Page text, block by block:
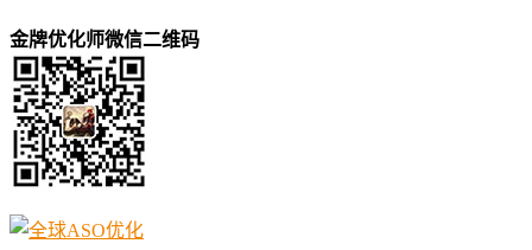
金牌优化师微信二维码